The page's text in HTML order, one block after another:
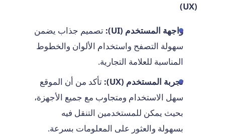
(UX)
واجهة المستخدم (UI):
تصميم جذاب يضمن
سهولة التصفح واستخدام الألوان والخطوط
المناسبة للعلامة التجارية.
تجربة المستخدم (UX):
تأكد من أن الموقع
سهل الاستخدام ومتجاوب مع جميع الأجهزة،
بحيث يمكن للمستخدمين التنقل فيه
بسهولة والعثور على المعلومات بسرعة.